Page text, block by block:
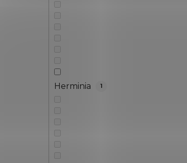
Herminia 1